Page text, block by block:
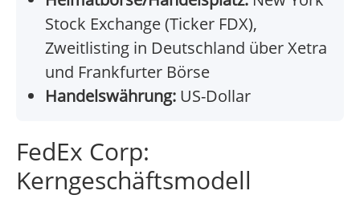
Stock Exchange (Ticker FDX),
Zweitlisting in Deutschland über Xetra
und Frankfurter Börse
Handelswährung: US-Dollar
FedEx Corp:
Kerngeschäftsmodell